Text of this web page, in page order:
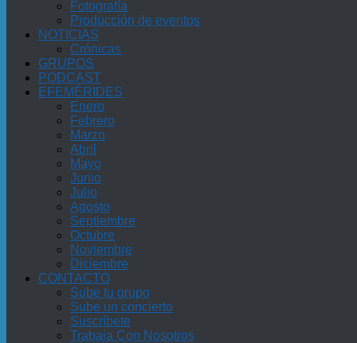
Fotografía
Producción de eventos
NOTICIAS
Crónicas
GRUPOS
PODCAST
EFEMÉRIDES
Enero
Febrero
Marzo
Abril
Mayo
Junio
Julio
Agosto
Septiembre
Octubre
Noviembre
Diciembre
CONTACTO
Sube tu grupo
Sube un concierto
Suscríbete
Trabaja Con Nosotros